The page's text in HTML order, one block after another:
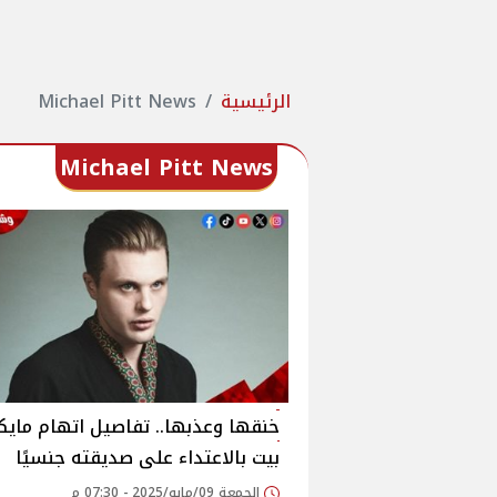
الرئيسية Michael Pitt News
Michael Pitt News
خنقها وعذبها.. تفاصيل اتهام
بيت بالاعتداء على صديقته جنسيًا